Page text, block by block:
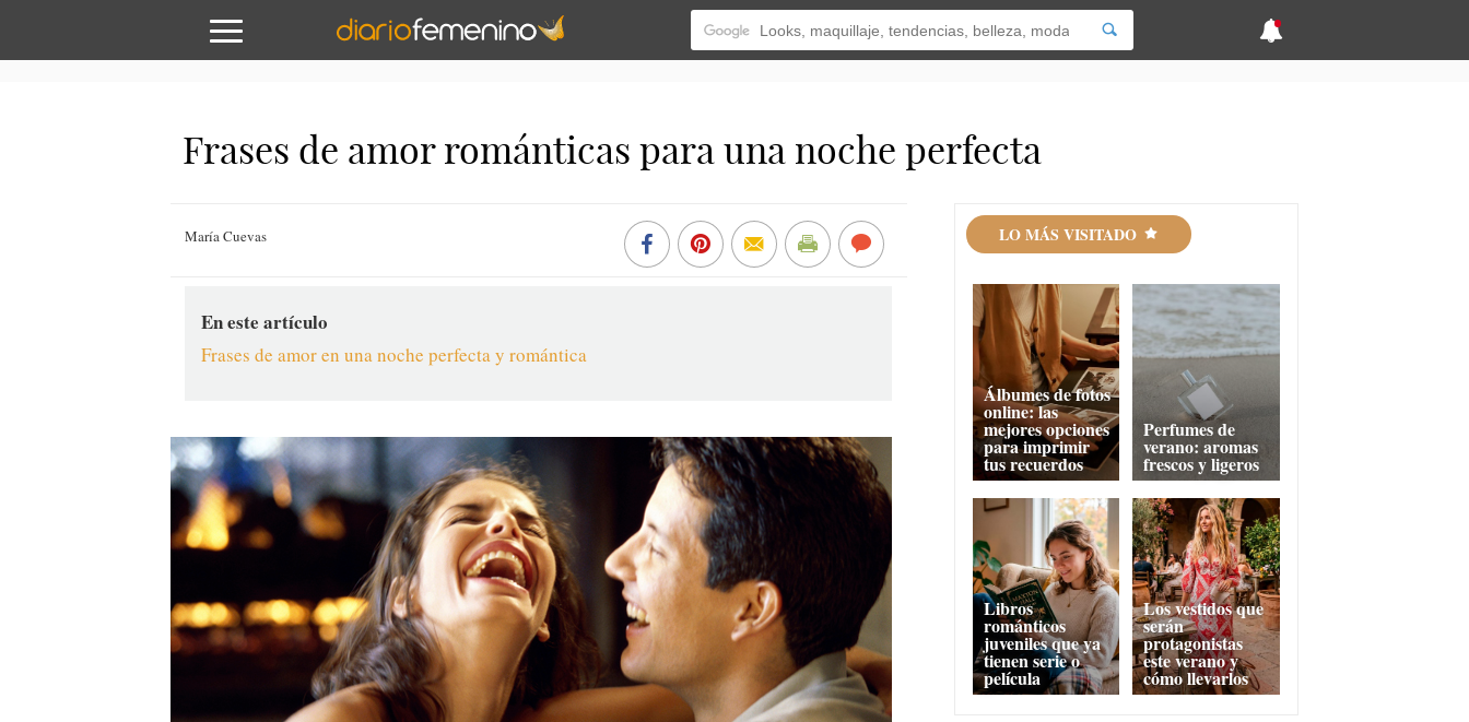
Frases de amor románticas para una noche perfecta
María Cuevas
En este artículo
Frases de amor en una noche perfecta y romántica
LO MÁS VISITADO
Álbumes de fotos
online: las
mejores opciones
para imprimir
tus recuerdos
Perfumes de
verano: aromas
frescos y ligeros
Libros
románticos
juveniles que ya
tienen serie o
película
Los vestidos que
serán
protagonistas
este verano y
cómo llevarlos